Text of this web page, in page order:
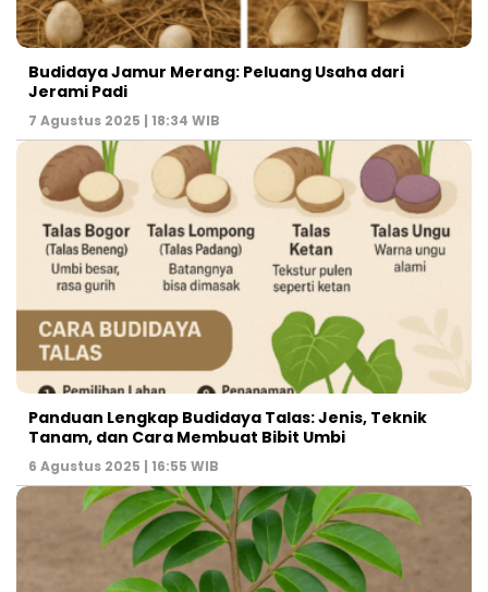
Budidaya Jamur Merang: Peluang Usaha dari
Jerami Padi
7 Agustus 2025 | 18:34 WIB
Panduan Lengkap Budidaya Talas: Jenis, Teknik
Tanam, dan Cara Membuat Bibit Umbi
6 Agustus 2025 | 16:55 WIB